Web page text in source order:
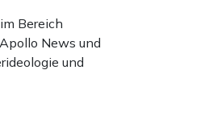
Bereich
News und
und